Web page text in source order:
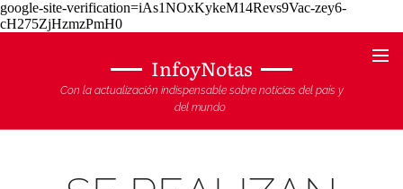
google-site-verification=iAs1NOxKykeM14Revs9Vac-zey6-
cH275ZjHzmzPmH0
InfoyNotas
Con la actualización indispensable sobre noticias del país y
del mundo